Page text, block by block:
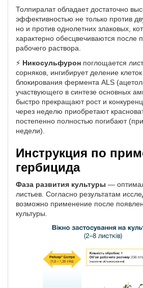
Толпиралат обладает достаточно
эффективностью не только против
но и против однолетних злаковых,
характерно обесцвечиваются после
рабочего раствора.
⚡ Никосульфурон поглощается
сорняков, ингибирует деление
блокирования фермента ALS
участвующего в синтезе основных
быстро прекращают рост и
через неделю приобретают
постепенно полностью погибают
недели).
Инструкция по
гербицида
Фаза развития культуры —
листьев. Согласно результатам
возможно применение после
культуры.